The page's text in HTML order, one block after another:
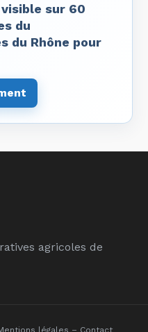
sur 60
du
du Rhône pour
agricoles de
légales – Contact